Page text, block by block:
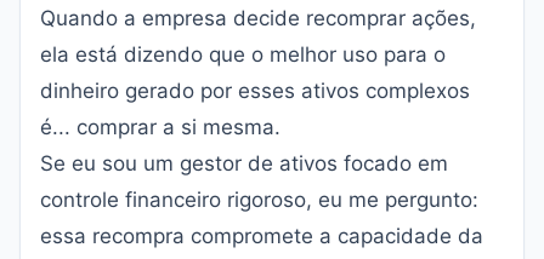
Quando a empresa decide recomprar ações,
ela está dizendo que o melhor uso para o
dinheiro gerado por esses ativos complexos
é... comprar a si mesma.
Se eu sou um gestor de ativos focado em
controle financeiro rigoroso, eu me pergunto:
essa recompra compromete a capacidade da